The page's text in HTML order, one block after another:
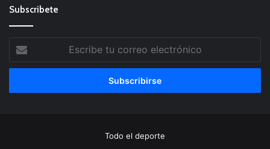
Subscribete
tu
correo
Todo el deporte